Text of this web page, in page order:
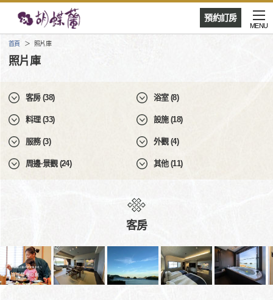
預約訂房
MENU
首頁 照片庫
照片庫
客房 (38) 浴室 (8)
料理 (33) 設施 (18)
服務 (3) 外觀 (4)
周邊·景觀 (24) 其他 (11)
客房